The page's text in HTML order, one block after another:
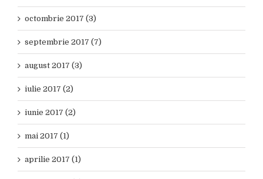
octombrie 2017 (3)
septembrie 2017 (7)
august 2017 (3)
iulie 2017 (2)
iunie 2017 (2)
mai 2017 (1)
aprilie 2017 (1)